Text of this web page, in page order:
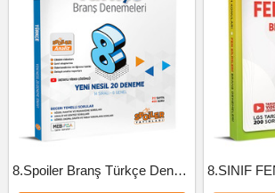
8.Spoiler Branş Türkçe Deneme